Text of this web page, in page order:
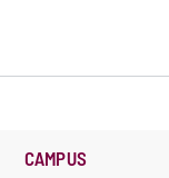
CAMPUS